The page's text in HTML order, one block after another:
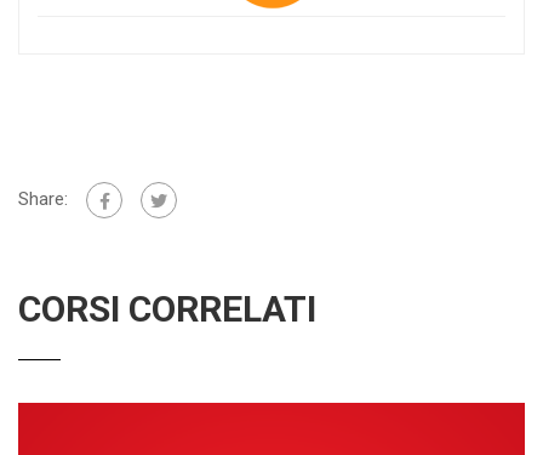
Share:
CORSI CORRELATI